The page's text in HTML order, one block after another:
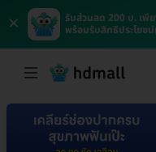
×
รับส่วนลด 200 บ. เพี
พร้อมรับสิทธิประโยช